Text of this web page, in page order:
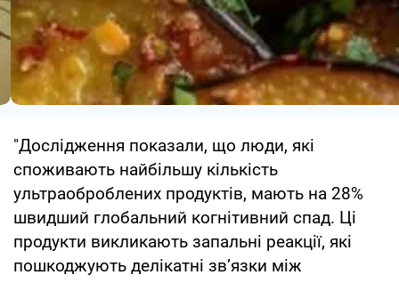
"Дослідження показали, що люди, які
споживають найбільшу кількість
ультраоброблених продуктів, мають на 28%
швидший глобальний когнітивний спад. Ці
продукти викликають запальні реакції, які
пошкоджують делікатні зв’язки між